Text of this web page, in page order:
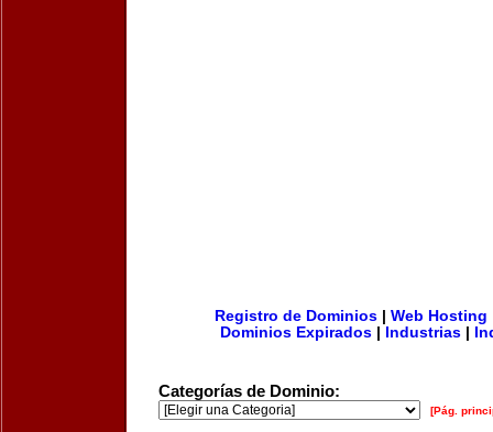
Registro de Dominios| Web Hosting
Dominios Expirados
Industrias
Categorías de Dominio:
[Pág.